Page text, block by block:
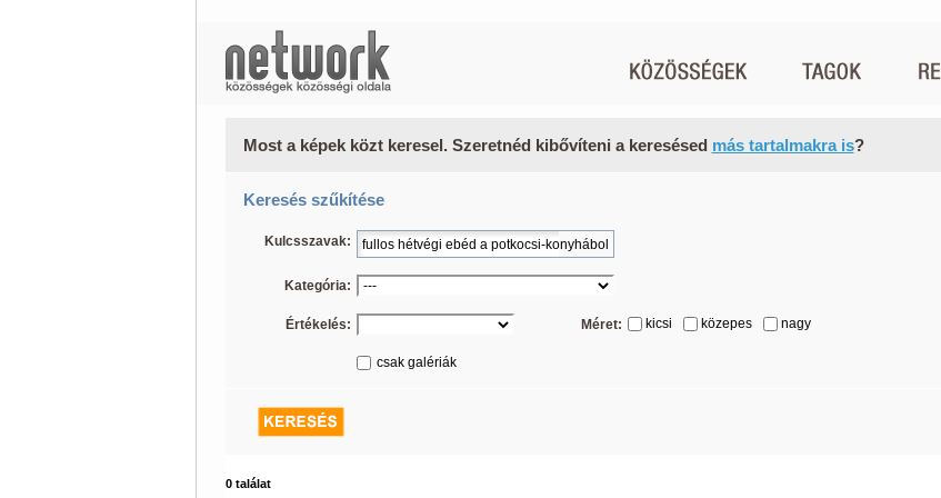
Most a képek közt keresel. Szeretnéd kibővíteni a keresésed más tartalmakra is?
Keresés szűkítése
Kulcsszavak:
Kategória:
Értékelés: Méret: kicsi közepes nagy
csak galériák
0 találat